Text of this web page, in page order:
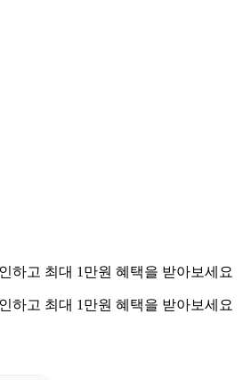
하고 최대 1만원 혜택을 받아보세요
하고 최대 1만원 혜택을 받아보세요